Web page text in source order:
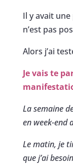
Il y avait
n’est pas
Alors j’ai
Je vais te
La semaine
en week-end
Le matin, je
que j’ai